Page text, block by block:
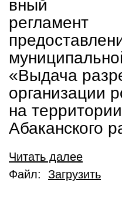
вный
регламент
«Выдача
организации
на
Абаканского
Читать далее
Файл: Загрузить